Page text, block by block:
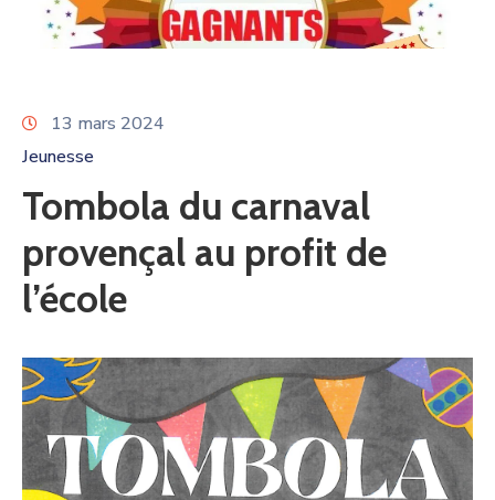
13 mars 2024
Jeunesse
Tombola du carnaval
provençal au profit de
l’école